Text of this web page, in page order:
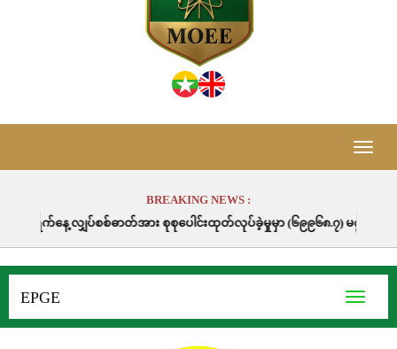
Toggle
BREAKING NEWS :
စ်ဓာတ်အား စုစုပေါင်းထုတ်လုပ်ခဲ့မှုမှာ (၆၉၉၆၈.၇) မဂ္ဂါဝပ်နာရီဖြစ်ပါသည်။
Toggle
EPGE